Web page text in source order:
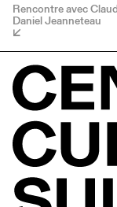
Rencontre avec
Daniel Jeanneteau